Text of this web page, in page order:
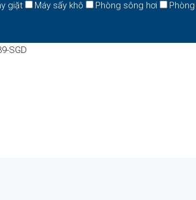
giặt Máy sấy khô Phòng sông hơi
SGD